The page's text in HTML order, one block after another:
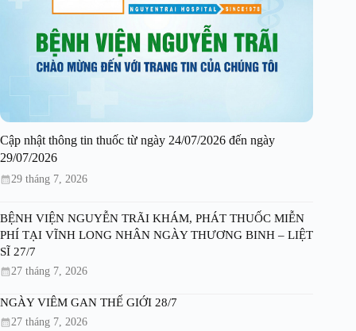
Cập nhật thông tin thuốc từ ngày 24/07/2026 đến ngày
29/07/2026
29 tháng 7, 2026
BỆNH VIỆN NGUYỄN TRÃI KHÁM, PHÁT THUỐC MIỄN
PHÍ TẠI VĨNH LONG NHÂN NGÀY THƯƠNG BINH – LIỆT
SĨ 27/7
27 tháng 7, 2026
NGÀY VIÊM GAN THẾ GIỚI 28/7
27 tháng 7, 2026